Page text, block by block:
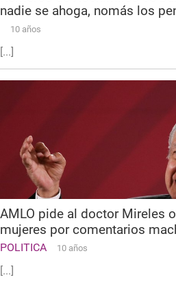
nadie se ahoga, nomás los
10 años
[...]
AMLO pide al doctor Mireles
mujeres por comentarios
POLITICA 10 años
[...]